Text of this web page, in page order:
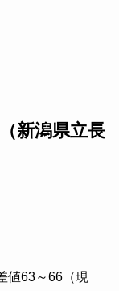
新潟県立長
値63～66（現